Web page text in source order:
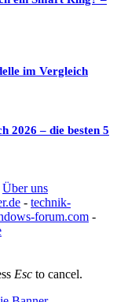
im Vergleich
2026 – die besten 5
Über uns
- technik-
forum.com -
Esc to cancel.